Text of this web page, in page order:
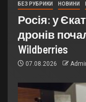
БЕЗ РУБРИКИ НОВИНИ
Росія: у
дронів
Wildberries
07.08.2026